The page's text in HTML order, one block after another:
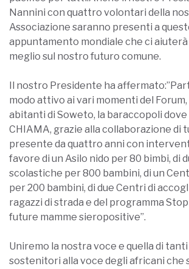
Nannini con quattro volontari della
Associazione saranno presenti a
appuntamento mondiale che ci
meglio sul nostro futuro comune.
Il nostro Presidente ha
modo attivo ai vari momenti del
abitanti di Soweto, la baraccopoli dove
CHIAMA, grazie alla collaborazione di
presente da quattro anni con
favore di un Asilo nido per 80 bimbi, di
scolastiche per 800 bambini, di un
per 200 bambini, di due Centri di
ragazzi di strada e del programma Stop
future mamme sieropositive”.
Uniremo la nostra voce e quella di tanti
sostenitori alla voce degli africani che